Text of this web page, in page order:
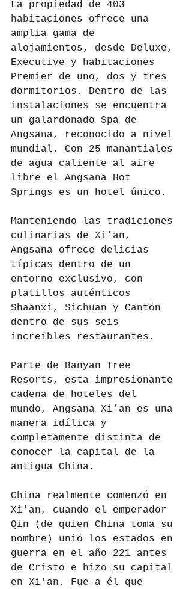
La propiedad de 403
habitaciones ofrece una
amplia gama de
alojamientos, desde Deluxe,
Executive y habitaciones
Premier de uno, dos y tres
dormitorios. Dentro de las
instalaciones se encuentra
un galardonado Spa de
Angsana, reconocido a nivel
mundial. Con 25 manantiales
de agua caliente al aire
libre el Angsana Hot
Springs es un hotel único.
Manteniendo las tradiciones
culinarias de Xi’an,
Angsana ofrece delicias
típicas dentro de un
entorno exclusivo, con
platillos auténticos
Shaanxi, Sichuan y Cantón
dentro de sus seis
increíbles restaurantes.
Parte de Banyan Tree
Resorts, esta impresionante
cadena de hoteles del
mundo, Angsana Xi’an es una
manera idílica y
completamente distinta de
conocer la capital de la
antigua China.
China realmente comenzó en
Xi'an, cuando el emperador
Qin (de quien China toma su
nombre) unió los estados en
guerra en el año 221 antes
de Cristo e hizo su capital
en Xi'an. Fue a él que